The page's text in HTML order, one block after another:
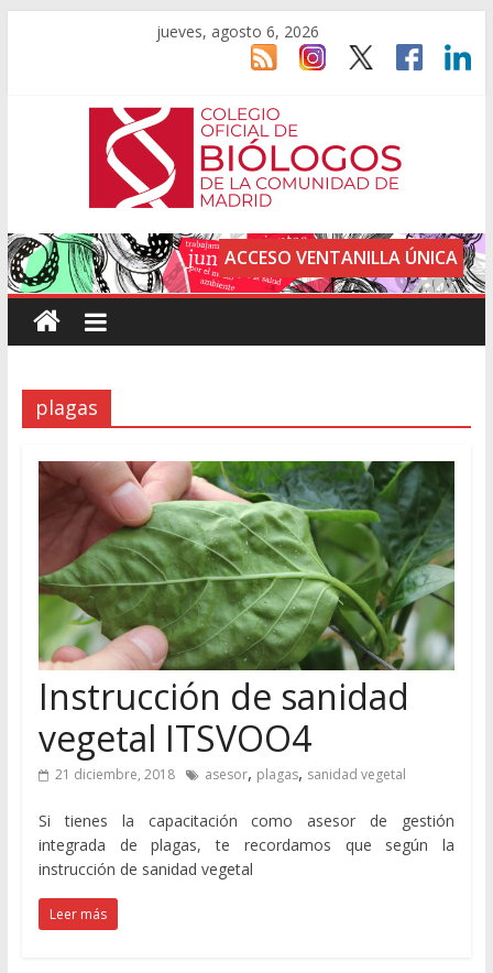
jueves, agosto 6, 2026
ACCESO VENTANILLA ÚNICA
plagas
Instrucción de sanidad
vegetal ITSVOO4
21 diciembre, 2018 asesor, plagas, sanidad vegetal
Si tienes la capacitación como asesor de gestión
integrada de plagas, te recordamos que según la
instrucción de sanidad vegetal
Leer más